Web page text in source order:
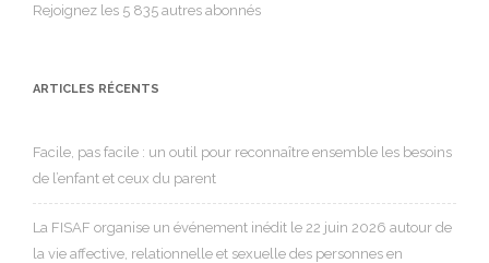
Rejoignez les 5 835 autres abonnés
ARTICLES RÉCENTS
Facile, pas facile : un outil pour reconnaître ensemble les besoins
de l’enfant et ceux du parent
La FISAF organise un événement inédit le 22 juin 2026 autour de
la vie affective, relationnelle et sexuelle des personnes en